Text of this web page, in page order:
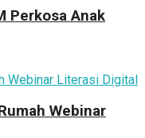
Perkosa Anak
Webinar